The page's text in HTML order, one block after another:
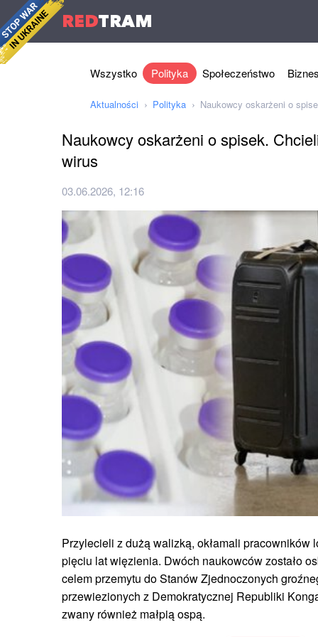
REDTRAM
Wszystko Polityka Społeczeństwo Biznes
Aktualności Polityka Naukowcy oskarżeni o
Naukowcy oskarżeni o spisek.
wirus
03.06.2026, 12:16
Przylecieli z dużą walizką, okłamali pracowników
pięciu lat więzienia. Dwóch naukowców zostało
celem przemytu do Stanów Zjednoczonych
przewiezionych z Demokratycznej Republiki
zwany również małpią ospą.